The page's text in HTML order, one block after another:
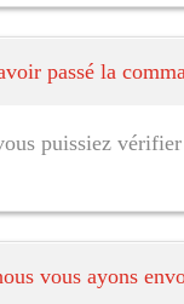
passé la
puissiez
vous ayons